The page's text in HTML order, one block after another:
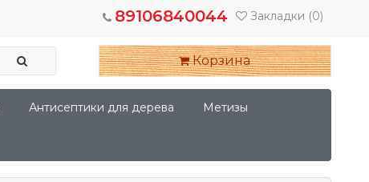
Закладки (0)
89106840044
Корзина
Антисептики для дерева Метизы